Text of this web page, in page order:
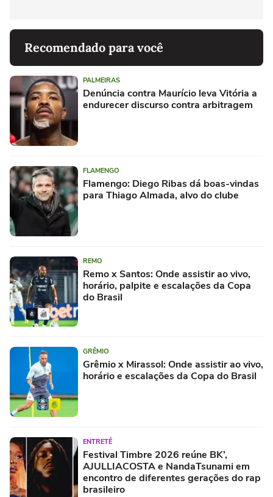
Recomendado para você
PALMEIRAS
Denúncia contra Maurício leva Vitória a
endurecer discurso contra arbitragem
FLAMENGO
Flamengo: Diego Ribas dá boas-vindas
para Thiago Almada, alvo do clube
REMO
Remo x Santos: Onde assistir ao vivo,
horário, palpite e escalações da Copa
do Brasil
GRÊMIO
Grêmio x Mirassol: Onde assistir ao vivo,
horário e escalações da Copa do Brasil
ENTRETÊ
Festival Timbre 2026 reúne BK’,
AJULLIACOSTA e NandaTsunami em
encontro de diferentes gerações do rap
brasileiro